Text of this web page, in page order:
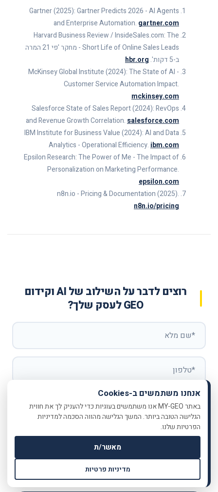
Gartner (2025): Gartner Predicts 2026 - AI Agents
and Enterprise Automation. gartner.com
Harvard Business Review / InsideSales.com: The
Short Life of Online Sales Leads - מחקר 'פי 21 המרה
ב-5 דקות'.
hbr.org
McKinsey Global Institute (2024): The State of AI -
Customer Service Automation Impact.
mckinsey.com
Salesforce State of Sales Report (2024): RevOps
and Revenue Growth Correlation. salesforce.com
IBM Institute for Business Value (2024): AI and Data
Analytics - Operational Efficiency. ibm.com
Epsilon Research: The Power of Me - The Impact of
Personalization on Marketing Performance.
epsilon.com
n8n.io - Pricing & Documentation (2025).
n8n.io/pricing
רוצים לדבר על השילוב של AI וקידום
GEO לעסק שלך?
הינך מאשר/ת בזאת לעשות שימוש בפרטים לעיל לצורך
קבלת חומר שיווקי בנוגע להשקעות ומידע פרסומי באמצעות
דואר אלקטרוני ו/או מספר הטלפון אשר הוזנו. הינך רשאי/ת
לחזור בך מהסכמתך בכל עת באמצעות לחיצה על קישור
"הסר" בפירסומים הרלוונטיים או על ידי יצירת קשר בדוא"ל
אנחנו משתמשים ב-Cookies
באתר MY-GEO אנו משתמשים בעוגיות כדי להעניק לך את חווית
הגלישה הטובה ביותר. המשך הגלישה מהווה הסכמה למדיניות
הפרטיות שלנו.
מאשר/ת
מדיניות פרטיות